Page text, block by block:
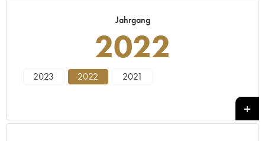
Jahrgang
2022
2023 2022 2021